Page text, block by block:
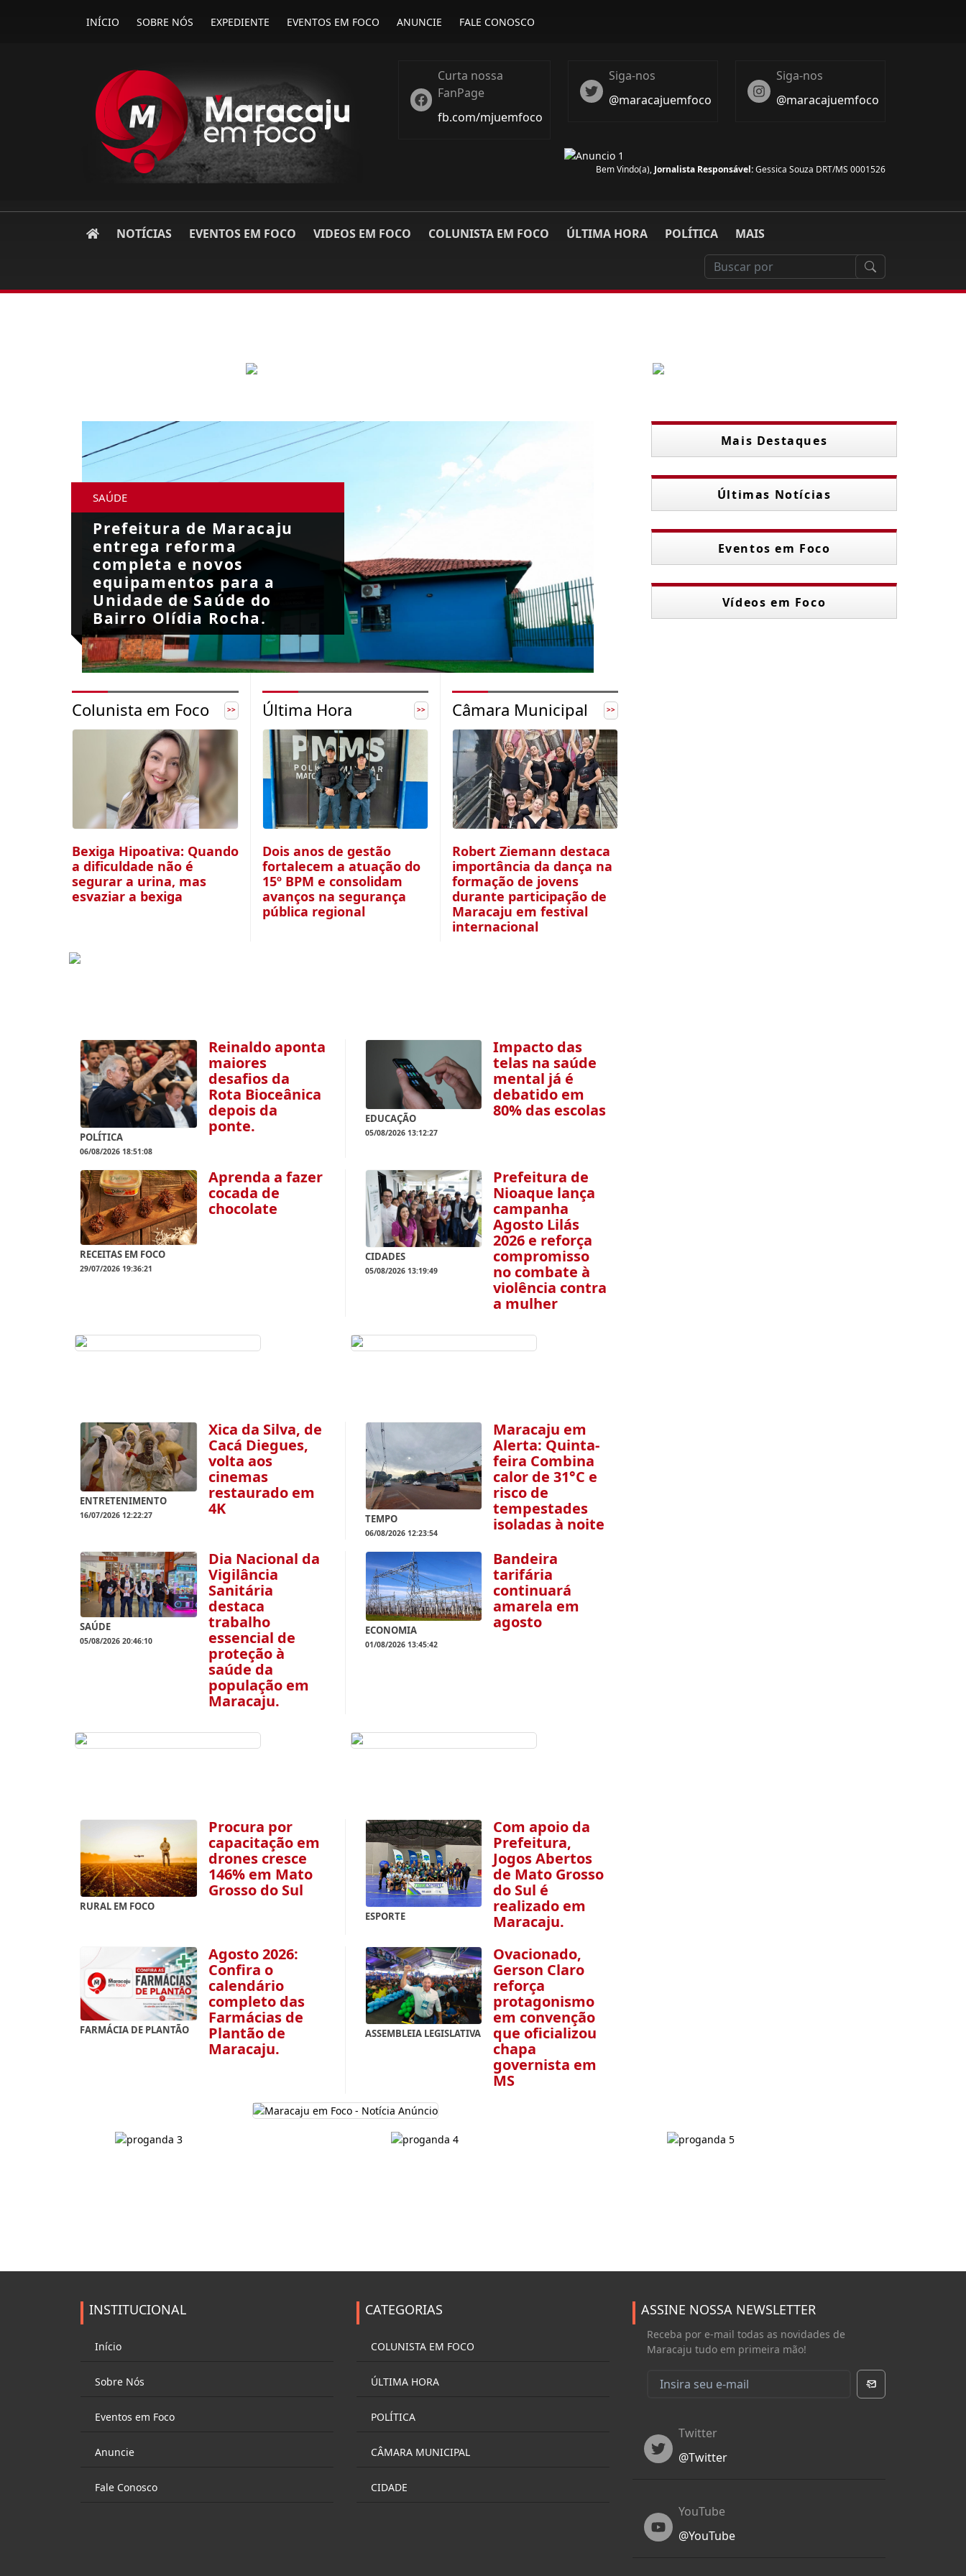
INÍCIO SOBRE NÓS EXPEDIENTE EVENTOS EM FOCO ANUNCIE FALE CONOSCO
Twitter
Curta nossa
FanPage
fb.com/mjuemfoco
Twiter
Siga-nos
@maracajuemfoco
Instagram
Siga-nos
@maracajuemfoco
Bem Vindo(a), Jornalista Responsável:Gessica Souza DRT/MS 0001526
NOTÍCIAS EVENTOS EM FOCO VIDEOS EM FOCO COLUNISTA EM FOCO ÚLTIMA HORA POLÍTICA MAIS
SAÚDE
Prefeitura de Maracaju
entrega reforma
completa e novos
equipamentos para a
Unidade de Saúde do
Bairro Olídia Rocha.
ÚLTIMA HORA
Maracaju registra
redução de 28% nos
acidentes de trânsito
nos primeiros sete
meses de 2026
Colunista em Foco >>
Bexiga Hipoativa: Quando
a dificuldade não é
segurar a urina, mas
esvaziar a bexiga
Última Hora >>
Dois anos de gestão
fortalecem a atuação do
15º BPM e consolidam
avanços na segurança
pública regional
Câmara Municipal >>
Robert Ziemann destaca
importância da dança na
formação de jovens
durante participação de
Maracaju em festival
internacional
POLÍTICA
06/08/2026 18:51:08
Reinaldo aponta
maiores
desafios da
Rota Bioceânica
depois da
ponte.
EDUCAÇÃO
05/08/2026 13:12:27
Impacto das
telas na saúde
mental já é
debatido em
80% das escolas
RECEITAS EM FOCO
29/07/2026 19:36:21
Aprenda a fazer
cocada de
chocolate
CIDADES
05/08/2026 13:19:49
Prefeitura de
Nioaque lança
campanha
Agosto Lilás
2026 e reforça
compromisso
no combate à
violência contra
a mulher
ENTRETENIMENTO
16/07/2026 12:22:27
Xica da Silva, de
Cacá Diegues,
volta aos
cinemas
restaurado em
4K
TEMPO
06/08/2026 12:23:54
Maracaju em
Alerta: Quinta-
feira Combina
calor de 31°C e
risco de
tempestades
isoladas à noite
SAÚDE
05/08/2026 20:46:10
Dia Nacional da
Vigilância
Sanitária
destaca
trabalho
essencial de
proteção à
saúde da
população em
Maracaju.
ECONOMIA
01/08/2026 13:45:42
Bandeira
tarifária
continuará
amarela em
agosto
RURAL EM FOCO
Procura por
capacitação em
drones cresce
146% em Mato
Grosso do Sul
ESPORTE
Com apoio da
Prefeitura,
Jogos Abertos
de Mato Grosso
do Sul é
realizado em
Maracaju.
FARMÁCIA DE PLANTÃO
Agosto 2026:
Confira o
calendário
completo das
Farmácias de
Plantão de
Maracaju.
ASSEMBLEIA LEGISLATIVA
Ovacionado,
Gerson Claro
reforça
protagonismo
em convenção
que oficializou
chapa
governista em
MS
Mais Destaques
Últimas Notícias
Eventos em Foco
Vídeos em Foco
INSTITUCIONAL
Início
Sobre Nós
Eventos em Foco
Anuncie
Fale Conosco
CATEGORIAS
COLUNISTA EM FOCO
ÚLTIMA HORA
POLÍTICA
CÂMARA MUNICIPAL
CIDADE
ASSINE NOSSA NEWSLETTER
Receba por e-mail todas as novidades de
Maracaju tudo em primeira mão!
Twitter
Twitter
@Twitter
YouTube
YouTube
@YouTube